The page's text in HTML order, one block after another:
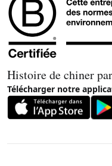
Histoire de chiner
Télécharger notre